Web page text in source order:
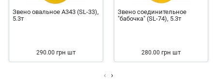
Звено овальное А343 (SL-33),
5.3т
290.00 грн шт
Звено соединительное
"бабочка" (SL-74), 5.3т
280.00 грн шт
‹ ›